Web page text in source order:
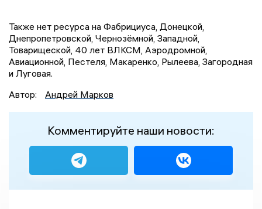
Также нет ресурса на Фабрициуса, Донецкой,
Днепропетровской, Чернозёмной, Западной,
Товарищеской, 40 лет ВЛКСМ, Аэродромной,
Авиационной, Пестеля, Макаренко, Рылеева, Загородная
и Луговая.
Автор:
Андрей Марков
Комментируйте наши новости: